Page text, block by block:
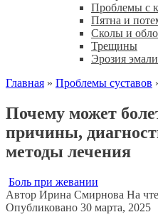
Проблемы с
Пятна и
Сколы и
Трещины
Эрозия эмали
Главная » Проблемы суставов
Почему может
причины,
методы лечения
Боль при жевании
Автор Ирина Смирнова На
Опубликовано 30 марта, 2025